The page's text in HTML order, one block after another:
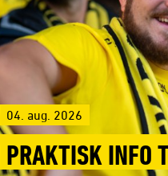
04. aug. 2026
PRAKTISK INFO